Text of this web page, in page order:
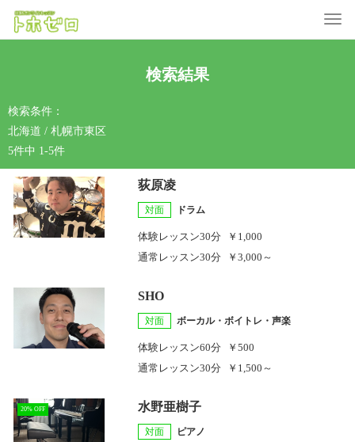
検索結果
検索条件：
北海道 / 札幌市東区
5件中 1-5件
荻原凌
対面 ドラム
体験レッスン30分
￥1,000
通常レッスン30分 ￥3,000～
SHO
対面 ボーカル・ボイトレ・声楽
体験レッスン60分
￥500
通常レッスン30分 ￥1,500～
20% OFF 水野亜樹子
対面 ピアノ